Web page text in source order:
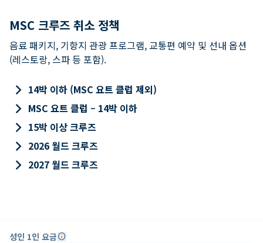
MSC 크루즈 취소 정책
음료 패키지, 기항지 관광 프로그램, 교통편 예약 및 선내 옵션
(레스토랑, 스파 등 포함).
keyboard_arrow_right 14박 이하 (MSC 요트 클럽 제외)
keyboard_arrow_right MSC 요트 클럽 – 14박 이하
keyboard_arrow_right 15박 이상 크루즈
keyboard_arrow_right 2026 월드 크루즈
keyboard_arrow_right 2027 월드 크루즈
성인 1인 요금info